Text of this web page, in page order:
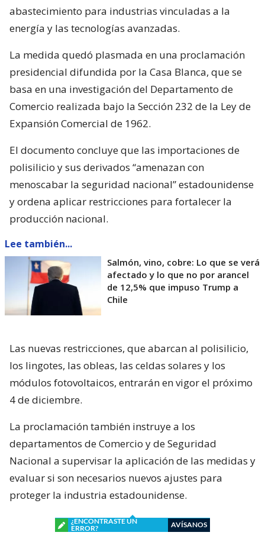
abastecimiento para industrias vinculadas a la
energía y las tecnologías avanzadas.
La medida quedó plasmada en una proclamación
presidencial difundida por la Casa Blanca, que se
basa en una investigación del Departamento de
Comercio realizada bajo la Sección 232 de la Ley de
Expansión Comercial de 1962.
El documento concluye que las importaciones de
polisilicio y sus derivados “amenazan con
menoscabar la seguridad nacional” estadounidense
y ordena aplicar restricciones para fortalecer la
producción nacional.
Lee también...
Salmón, vino, cobre: Lo que se verá
afectado y lo que no por arancel
de 12,5% que impuso Trump a
Chile
Las nuevas restricciones, que abarcan al polisilicio,
los lingotes, las obleas, las celdas solares y los
módulos fotovoltaicos, entrarán en vigor el próximo
4 de diciembre.
La proclamación también instruye a los
departamentos de Comercio y de Seguridad
Nacional a supervisar la aplicación de las medidas y
evaluar si son necesarios nuevos ajustes para
proteger la industria estadounidense.
¿ENCONTRASTE UN
ERROR?
AVÍSANOS